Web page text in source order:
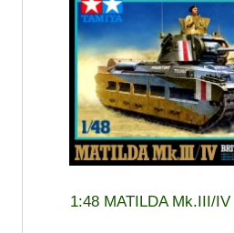
1:48 MATILDA Mk.III/